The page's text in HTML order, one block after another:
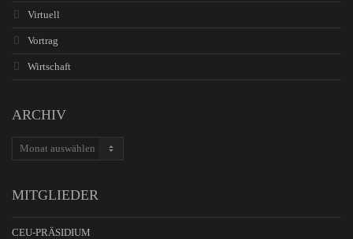
Virtuell
Vortrag
Wirtschaft
ARCHIV
ARCHIV
MITGLIEDER
CEU-PRÄSIDIUM